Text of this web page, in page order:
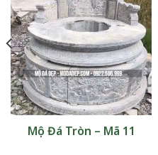
Mộ Đá Tròn – Mã 11